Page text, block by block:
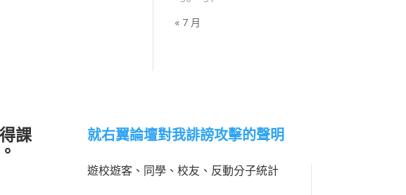
« 7 月
課
就右翼論壇對我誹謗攻擊的聲明
遊校遊客、同學、校友、反動分子統計